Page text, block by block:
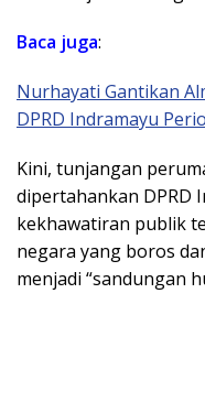
Baca juga:
Nurhayati Gantikan
DPRD Indramayu
​Kini, tunjangan
dipertahankan DPRD
kekhawatiran publik
negara yang boros
menjadi “sandungan